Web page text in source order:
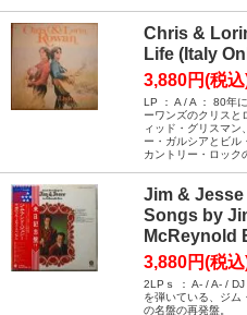
Chris &
Life (Italy
3,880円(税
LP ： A / A ： 80年
ーワンズのクリスと
ィッド・グリスマン
ー・ガルシアとビル
カントリー・ロック
Jim & Jesse
Songs by
McReynold
3,880円(税
2LPｓ ： A- / A- /
を弾いている、ジム
の名盤の再発盤。